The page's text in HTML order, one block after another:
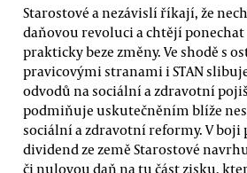
Starostové a nezávislí říkají, že
daňovou revoluci a chtějí ponechat
prakticky beze změny. Ve shodě s
pravicovými stranami i STAN
odvodů na sociální a zdravotní
podmiňuje uskutečněním blíže
sociální a zdravotní reformy. V
dividend ze země Starostové
či nulovou daň na tu část zisku,